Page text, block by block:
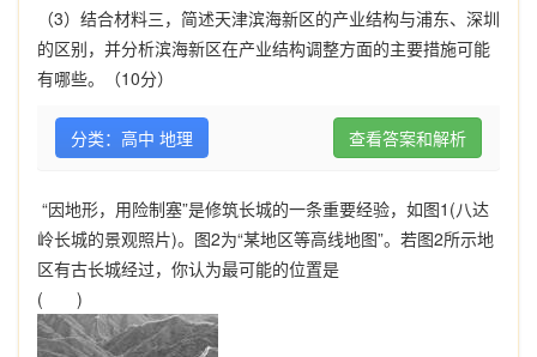
（3）结合材料三，简述天津滨海新区的产业结构与浦东、深圳
的区别，并分析滨海新区在产业结构调整方面的主要措施可能
有哪些。（10分）
分类：高中 地理 查看答案和解析
“因地形，用险制塞”是修筑长城的一条重要经验，如图1(八达
岭长城的景观照片)。图2为“某地区等高线地图”。若图2所示地
区有古长城经过，你认为最可能的位置是
(
)